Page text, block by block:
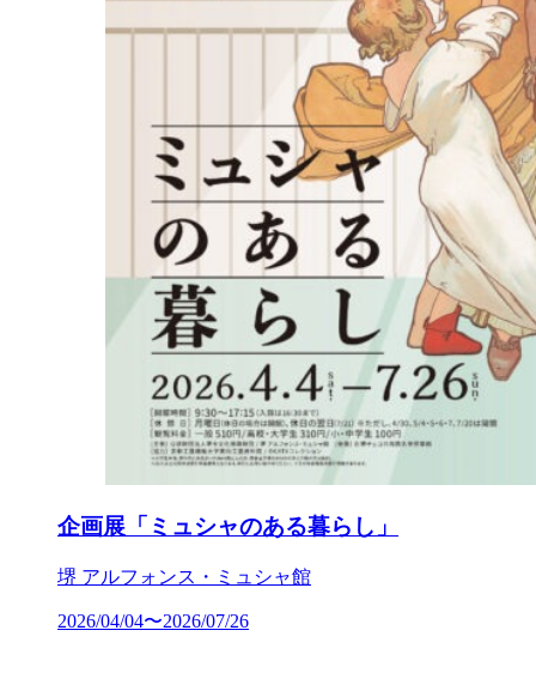
企画展「ミュシャのある暮らし」
堺 アルフォンス・ミュシャ館
2026/04/04〜2026/07/26